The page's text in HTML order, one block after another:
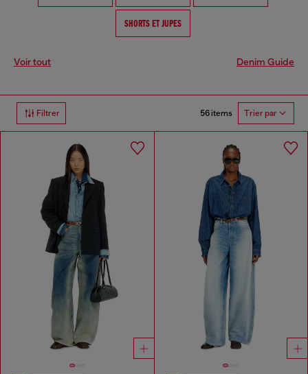
SHORTS ET JUPES
Voir tout Denim Guide
Filtrer 56 items Trier par